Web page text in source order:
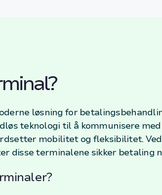
løsning for
teknologi til å kommunisere
mobilitet og fleksibilitet.
disse terminalene sikker betaling